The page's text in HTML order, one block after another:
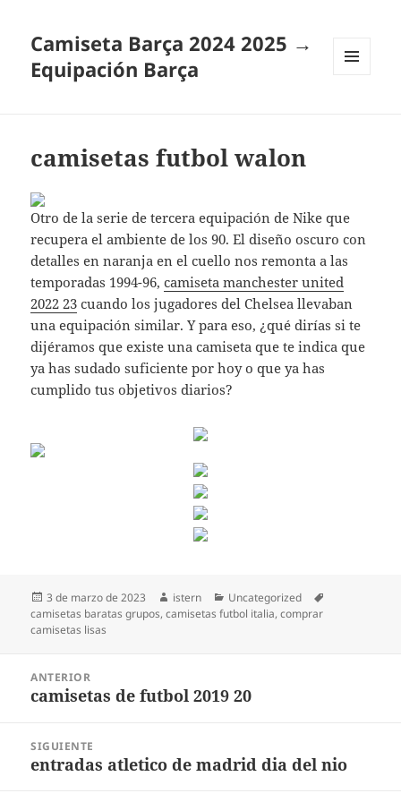
Camiseta Barça 2024 2025 →
Equipación Barça
camisetas futbol walon
Otro de la serie de tercera equipación de Nike que
recupera el ambiente de los 90. El diseño oscuro con
detalles en naranja en el cuello nos remonta a las
temporadas 1994-96,camiseta manchester united
2022 23 cuando los jugadores del Chelsea llevaban
una equipación similar. Y para eso, ¿qué dirías si te
dijéramos que existe una camiseta que te indica que
ya has sudado suficiente por hoy o que ya has
cumplido tus objetivos diarios?
Publicado
el
3 de marzo de 2023 Autor
istern Categorías
Uncategorized
camisetas baratas grupos,camisetas futbol italia,comprar
camisetas lisas
entradas
ANTERIOR
Entrada
camisetas de futbol 2019 20
SIGUIENTE
Entrada
entradas atletico de madrid dia del nio